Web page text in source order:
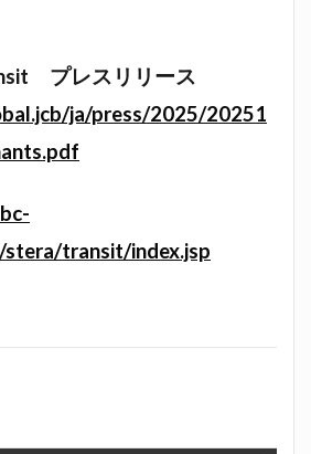
プレスリリース
ja/press/2025/20251
stera/transit/index.jsp